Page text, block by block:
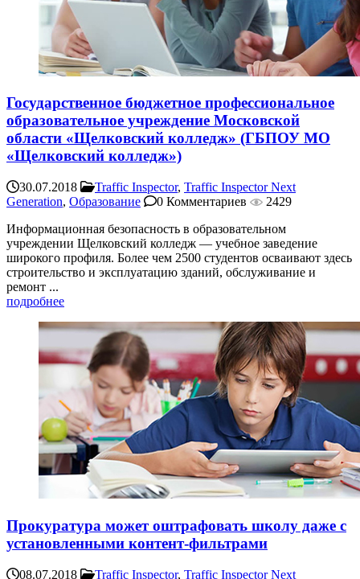
Государственное бюджетное профессиональное
образовательное учреждение Московской
области «Щелковский колледж» (ГБПОУ МО
«Щелковский колледж»)
30.07.2018 Traffic Inspector, Traffic Inspector Next
Generation, Образование 0 Комментариев
2429
Информационная безопасность в образовательном
учреждении Щелковский колледж — учебное заведение
широкого профиля. Более чем 2500 студентов осваивают здесь
строительство и эксплуатацию зданий, обслуживание и
ремонт ...
подробнее
Прокуратура может оштрафовать школу даже с
установленными контент-фильтрами
08.07.2018 Traffic Inspector, Traffic Inspector Next